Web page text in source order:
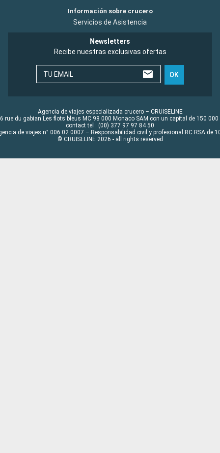
Información sobre crucero
Servicios de Asistencia
Newsletters
Recibe nuestras exclusivas ofertas
TU EMAIL OK
Agencia de viajes especializada crucero – CRUISELINE
rue du gabian Les flots bleus MC 98 000 Monaco SAM con un capital de 150 000
contact tel : (00) 377 97 97 84 50
de viajes n° 006 02 0007 – Responsabilidad civil y profesional RC RSA de
© CRUISELINE 2026 - all rights reserved